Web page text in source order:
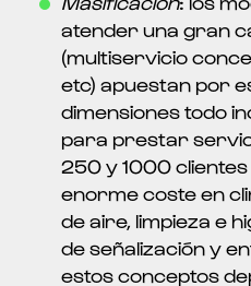
atender una gran
(multiservicio
etc) apuestan por
dimensiones todo
para prestar
250 y 1000
enorme coste en
de aire, limpieza e
de señalización y
estos conceptos